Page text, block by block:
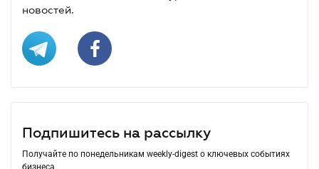
новостей.
Подпишитесь на рассылку
Получайте по понедельникам weekly-digest о ключевых событиях
бизнеса